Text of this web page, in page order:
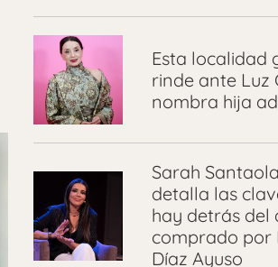
Esta localidad
rinde ante Luz
nombra hija
Sarah
detalla las
hay detrás del
comprado por
Díaz Ayuso